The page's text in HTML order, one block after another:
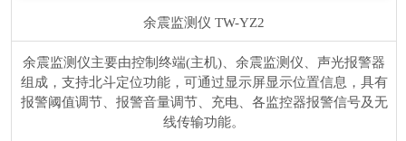
余震监测仪 TW-YZ2
余震监测仪主要由控制终端(主机)、余震监测仪、声光报警器
组成，支持北斗定位功能，可通过显示屏显示位置信息，具有
报警阈值调节、报警音量调节、充电、各监控器报警信号及无
线传输功能。